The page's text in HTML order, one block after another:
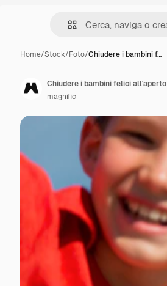
Home/Stock/Foto/Chiudere i bambini f…
Chiudere i bambini felici all'aperto
magnific